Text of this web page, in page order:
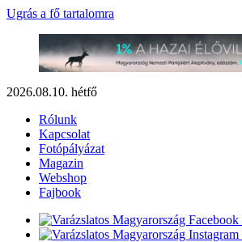
Ugrás a fő tartalomra
2026.08.10. hétfő
Rólunk
Kapcsolat
Fotópályázat
Magazin
Webshop
Fajbook